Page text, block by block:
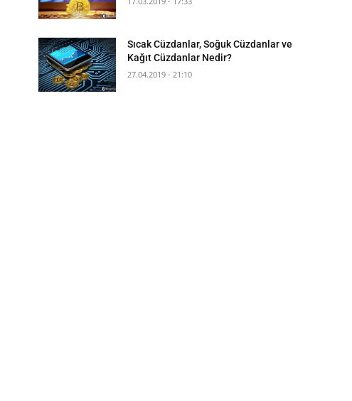
Sıcak Cüzdanlar, Soğuk Cüzdanlar ve
Kağıt Cüzdanlar Nedir?
27.04.2019 - 21:10